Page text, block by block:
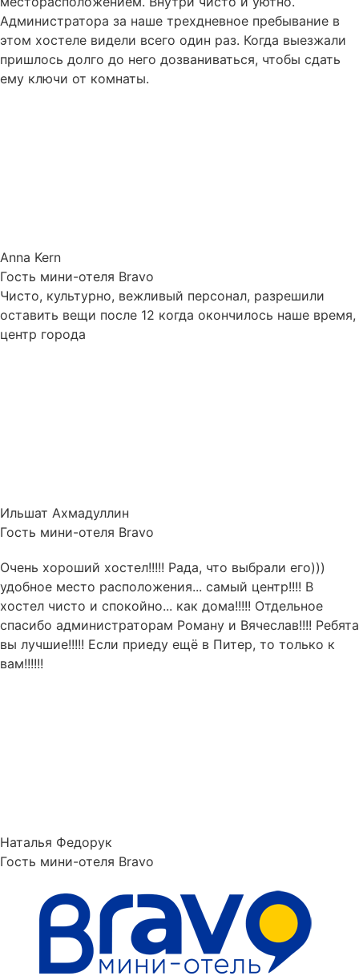
Администратора за наше трехдневное пребывание в
этом хостеле видели всего один раз. Когда выезжали
пришлось долго до него дозваниваться, чтобы сдать
ему ключи от комнаты.
Anna Kern
Гость мини-отеля Bravo
Чисто, культурно, вежливый персонал, разрешили
оставить вещи после 12 когда окончилось наше время,
центр города
Ильшат Ахмадуллин
Гость мини-отеля Bravo
Очень хороший хостел!!!!! Рада, что выбрали его)))
удобное место расположения... самый центр!!!! В
хостел чисто и спокойно... как дома!!!!! Отдельное
спасибо администраторам Роману и Вячеслав!!!! Ребята
вы лучшие!!!!! Если приеду ещё в Питер, то только к
вам!!!!!!
Наталья Федорук
Гость мини-отеля Bravo